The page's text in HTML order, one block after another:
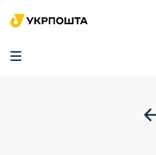
Головна
Маркет